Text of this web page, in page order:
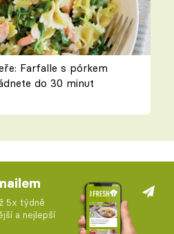
Farfalle s pórkem
do 30 minut
5x týdně
a nejlepší